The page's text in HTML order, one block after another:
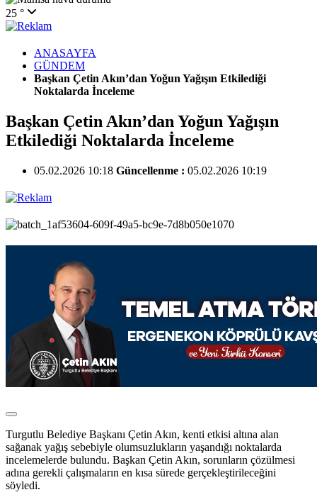
25 °
ANASAYFA
GÜNDEM
Başkan Çetin Akın’dan Yoğun Yağışın Etkilediği
Noktalarda İnceleme
Başkan Çetin Akın’dan Yoğun Yağışın
Etkilediği Noktalarda İnceleme
05.02.2026 10:18 Güncellenme : 05.02.2026 10:19
Turgutlu Belediye Başkanı Çetin Akın, kenti etkisi altına alan
sağanak yağış sebebiyle olumsuzlukların yaşandığı noktalarda
incelemelerde bulundu. Başkan Çetin Akın, sorunların çözülmesi
adına gerekli çalışmaların en kısa sürede gerçekleştirileceğini
söyledi.